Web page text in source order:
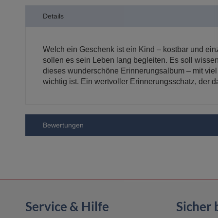
Bildergalerie
Details
Welch ein Geschenk ist ein Kind – kostbar und
sollen es sein Leben lang begleiten. Es soll
dieses wunderschöne Erinnerungsalbum – mit
wichtig ist. Ein wertvoller Erinnerungsschatz, der
Bewertungen
Service & Hilfe Sicher